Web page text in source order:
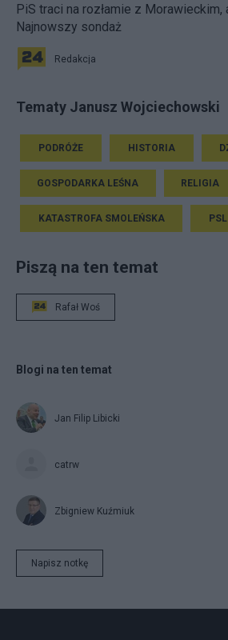
PiS traci na rozłamie z Morawieckim,
Najnowszy sondaż
Redakcja
Tematy Janusz Wojciechowski
PODRÓŻE HISTORIA
GOSPODARKA LEŚNA RELIGIA
KATASTROFA SMOLEŃSKA PSL
Piszą na ten temat
Rafał Woś
Blogi na ten temat
Jan Filip Libicki
catrw
Zbigniew Kuźmiuk
Napisz notkę